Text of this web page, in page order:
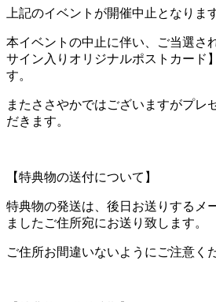
上記のイベントが開催中止となりま
本イベントの中止に伴い、ご当選さ
サイン入りオリジナルポストカード
す。
またささやかではございますがプレ
だきます。
【特典物の送付について】
特典物の発送は、後日お送りするメ
ましたご住所宛にお送り致します。
ご住所お間違いないようにご注意く